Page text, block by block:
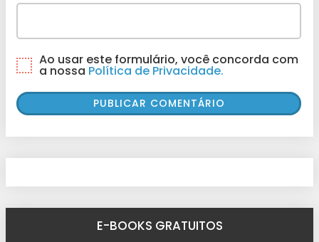
Ao usar este formulário, você concorda com
a nossa Política de Privacidade.
E-BOOKS GRATUITOS